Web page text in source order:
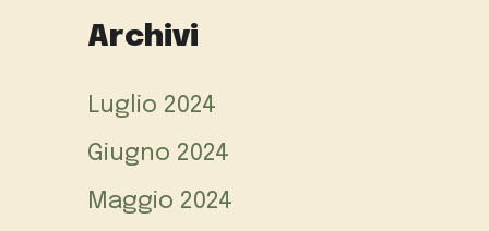
Archivi
Luglio 2024
Giugno 2024
Maggio 2024